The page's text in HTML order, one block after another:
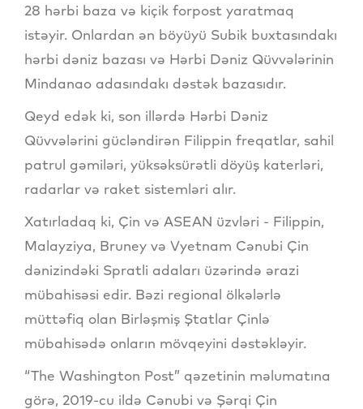
28 hərbi baza və kiçik forpost yaratmaq
istəyir. Onlardan ən böyüyü Subik buxtasındakı
hərbi dəniz bazası və Hərbi Dəniz Qüvvələrinin
Mindanao adasındakı dəstək bazasıdır.
Qeyd edək ki, son illərdə Hərbi Dəniz
Qüvvələrini gücləndirən Filippin freqatlar, sahil
patrul gəmiləri, yüksəksürətli döyüş katerləri,
radarlar və raket sistemləri alır.
Xatırladaq ki, Çin və ASEAN üzvləri - Filippin,
Malayziya, Bruney və Vyetnam Cənubi Çin
dənizindəki Spratli adaları üzərində ərazi
mübahisəsi edir. Bəzi regional ölkələrlə
müttəfiq olan Birləşmiş Ştatlar Çinlə
mübahisədə onların mövqeyini dəstəkləyir.
“The Washington Post” qəzetinin məlumatına
görə, 2019-cu ildə Cənubi və Şərqi Çin